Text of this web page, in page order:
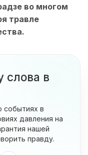
во многом
травле
слова в
событиях в
давления на
нашей
правду.